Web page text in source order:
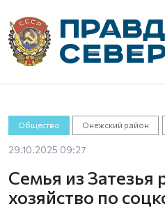
Общество Онежский район
29.10.2025 09:27
Семья из Затезья
хозяйство по